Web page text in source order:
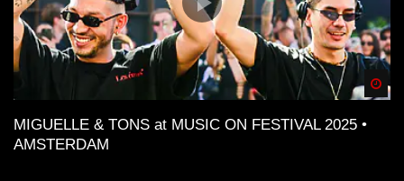
MIGUELLE & TONS at MUSIC ON FESTIVAL 2025 •
AMSTERDAM